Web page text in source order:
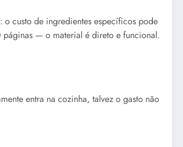
o custo de ingredientes específicos pode
— o material é direto e funcional.
entra na cozinha, talvez o gasto não